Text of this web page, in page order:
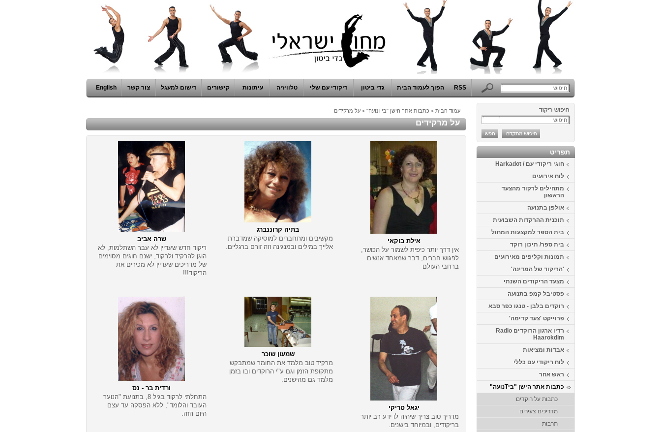
RSS הפוך לעמוד הבית גדי ביטון ריקודי עם שלי טלוויזיה עיתונות קישורים רישום למעגל צור קשר English
תפריט
חוגי ריקודי עם / Harkadot
לוח אירועים
מתחילים לרקוד מהצעד
הראשון
אולפן בתנועה
תוכנית ההרקדות השבועית
בית הספר למקצעות המחול
בית ספר/ תיכון רוקד
תמונות וקליפים מאירועים
'הריקוד של המדינה'
מצעד הריקודים השנתי
פסטיבל קמפ בתנועה
רוקדים בלבן - טנגו כפר סבא
פרוייקט 'צעד קדימה'
רדיו ארגון הרוקדים Radio
Haarokdim
אבדות ומציאות
לוח ריקודי עם כללי
ראש אחר
כתבות אתר הישן "ביTנועה"
כתבות על רוקדים
מדריכים צעירים
תרבות
עמוד הבית > כתבות אתר הישן "ביTנועה" > על מרקידים
על מרקידים
אילת בוקאי
אין דרך יותר כיפית לשמור על הכושר,
לפגוש חברים, דבר שמאחד אנשים
ברחבי העולם
בתיה קרוננברג
מקשיבים ומתחברים למוסיקה שמדברת
אלייך במילים ובמנגינה וזה זורם ברגליים.
שרה אביב
ריקוד חדש שעדיין לא עבר השתלמות, לא
הוגן להרקיד ולרקוד, ישנם חוגים מסוימים
של מדריכים שעדיין לא מכירים את
הריקוד!!!
יגאל טריקי
מדריך טוב צריך שיהיה לו ידע רב יותר
בריקודים, ובמיוחד בישנים.
שמעון שוכר
מרקיד טוב מלמד את החומר שמתבקש
מתקופת הזמן וגם ע"י הרוקדים ובו בזמן
מלמד גם מהישנים.
ורדית בר - נס
התחלתי לרקוד בגיל 8, בתנועת "הנוער
העובד והלומד", ללא הפסקה עד עצם
היום הזה.